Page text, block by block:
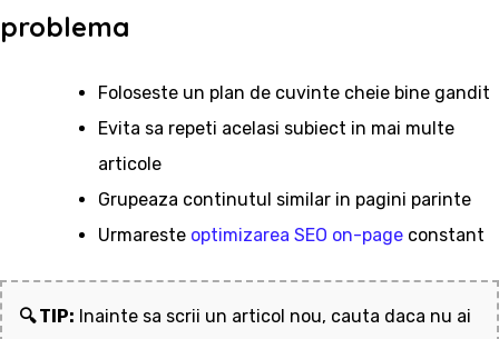
problema
Foloseste un plan de cuvinte cheie bine gandit
Evita sa repeti acelasi subiect in mai multe
articole
Grupeaza continutul similar in pagini parinte
Urmareste optimizarea SEO on-page constant
🔍 TIP: Inainte sa scrii un articol nou, cauta daca nu ai